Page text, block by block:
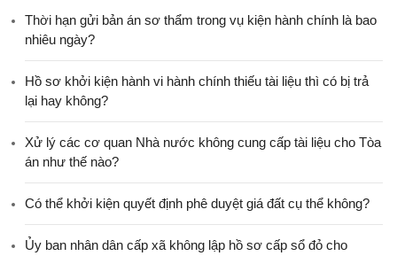
Thời hạn gửi bản án sơ thẩm trong vụ kiện hành chính là bao
nhiêu ngày?
Hồ sơ khởi kiện hành vi hành chính thiếu tài liệu thì có bị trả
lại hay không?
Xử lý các cơ quan Nhà nước không cung cấp tài liệu cho Tòa
án như thế nào?
Có thể khởi kiện quyết định phê duyệt giá đất cụ thể không?
Ủy ban nhân dân cấp xã không lập hồ sơ cấp sổ đỏ cho